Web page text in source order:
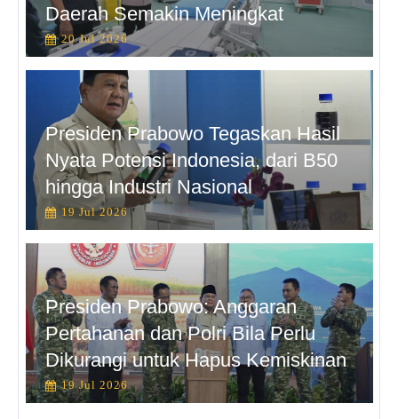
Daerah Semakin Meningkat
20 Jul 2026
Presiden Prabowo Tegaskan Hasil
Nyata Potensi Indonesia, dari B50
hingga Industri Nasional
19 Jul 2026
Presiden Prabowo: Anggaran
Pertahanan dan Polri Bila Perlu
Dikurangi untuk Hapus Kemiskinan
19 Jul 2026